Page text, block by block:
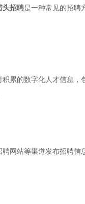
头招聘是一种常见的招聘
累的数字化人才信息，
网站等渠道发布招聘